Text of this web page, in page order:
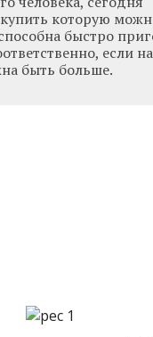
которую
быстро
если
быть больше.